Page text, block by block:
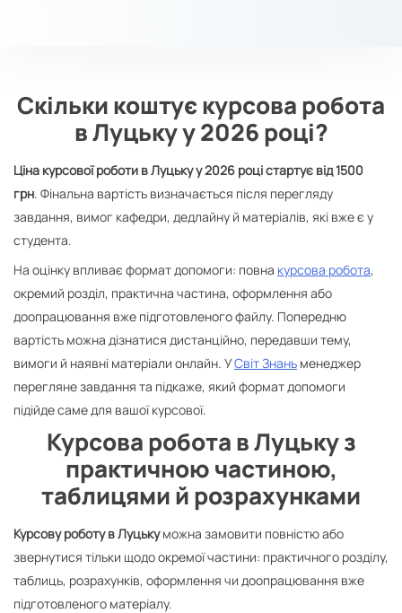
Скільки коштує курсова робота
в Луцьку у 2026 році?
Ціна курсової роботи в Луцьку у 2026 році стартує від 1500
грн. Фінальна вартість визначається після перегляду
завдання, вимог кафедри, дедлайну й матеріалів, які вже є у
студента.
На оцінку впливає формат допомоги: повна курсова робота,
окремий розділ, практична частина, оформлення або
доопрацювання вже підготовленого файлу. Попередню
вартість можна дізнатися дистанційно, передавши тему,
вимоги й наявні матеріали онлайн. УСвіт Знань менеджер
перегляне завдання та підкаже, який формат допомоги
підійде саме для вашої курсової.
Курсова робота в Луцьку з
практичною частиною,
таблицями й розрахунками
Курсову роботу в Луцькуможна замовити повністю або
звернутися тільки щодо окремої частини: практичного розділу,
таблиць, розрахунків, оформлення чи доопрацювання вже
підготовленого матеріалу.